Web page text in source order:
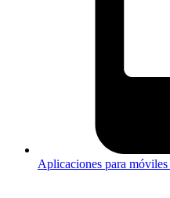
Aplicaciones para móviles